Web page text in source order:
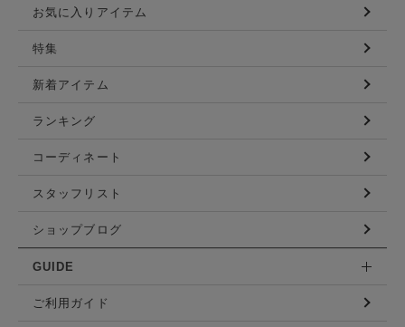
お気に入りアイテム
特集
新着アイテム
ランキング
コーディネート
スタッフリスト
ショップブログ
GUIDE
ご利用ガイド